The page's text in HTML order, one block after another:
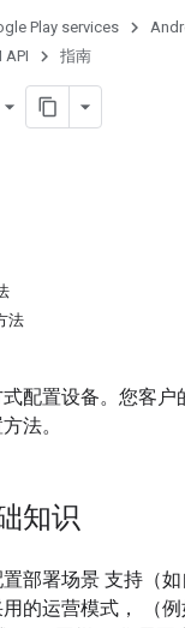
Play services
API
指南
法
配置设备。您客户
法。
知识
部署场景 支持（
的运营模式， （例